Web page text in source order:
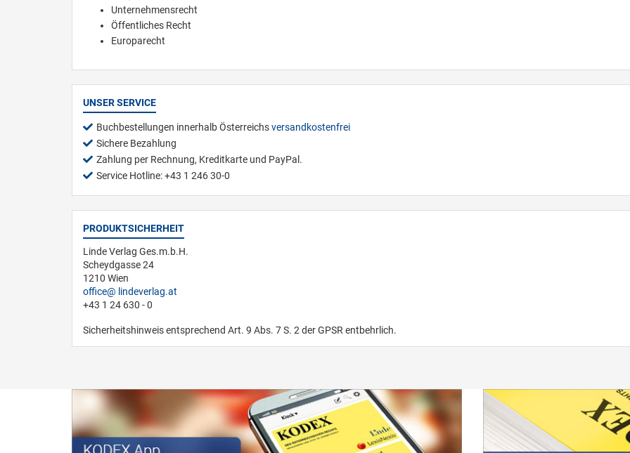
Unternehmensrecht
Öffentliches Recht
Europarecht
UNSER SERVICE
Buchbestellungen innerhalb Österreichsversandkostenfrei
Sichere Bezahlung
Zahlung per Rechnung, Kreditkarte und PayPal.
Service Hotline: +43 1 246 30-0
PRODUKTSICHERHEIT
Linde Verlag Ges.m.b.H.
Scheydgasse 24
1210 Wien
office
lindeverlag.at
+43 1 24 630 - 0
Sicherheitshinweis entsprechend Art. 9 Abs. 7 S. 2 der GPSR entbehrlich.